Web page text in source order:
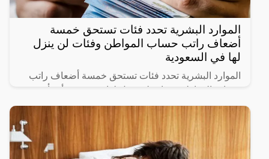
الموارد البشرية تحدد فئات تستحق خمسة
أضعاف راتب حساب المواطن وفئات لن ينزل
لها في السعودية
الموارد البشرية تحدد فئات تستحق خمسة أضعاف راتب
حساب المواطن وفئات لن ينزل لها دعم حيث أنشأت
الحكومة السعودية برنامج حساب المواطن لحماية الأسر
السعودية من